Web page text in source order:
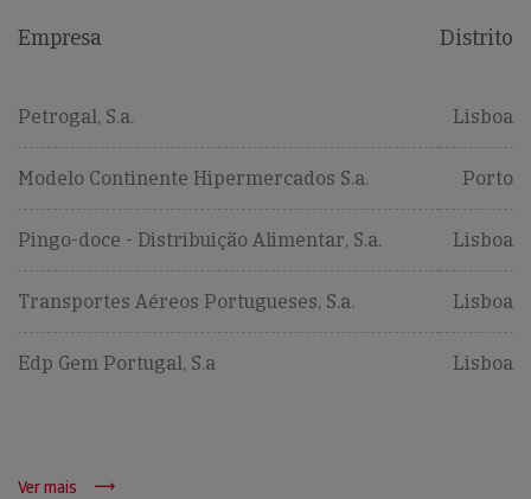
Empresa Distrito
Petrogal, S.a. Lisboa
Modelo Continente Hipermercados S.a. Porto
Pingo-doce - Distribuição Alimentar, S.a. Lisboa
Transportes Aéreos Portugueses, S.a. Lisboa
Edp Gem Portugal, S.a Lisboa
Ver mais